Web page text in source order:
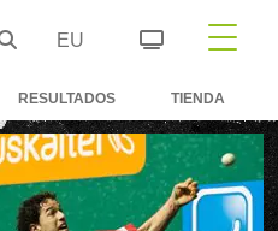
EU
RESULTADOS TIENDA